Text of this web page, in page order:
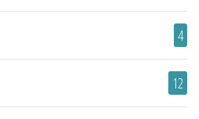
4
12